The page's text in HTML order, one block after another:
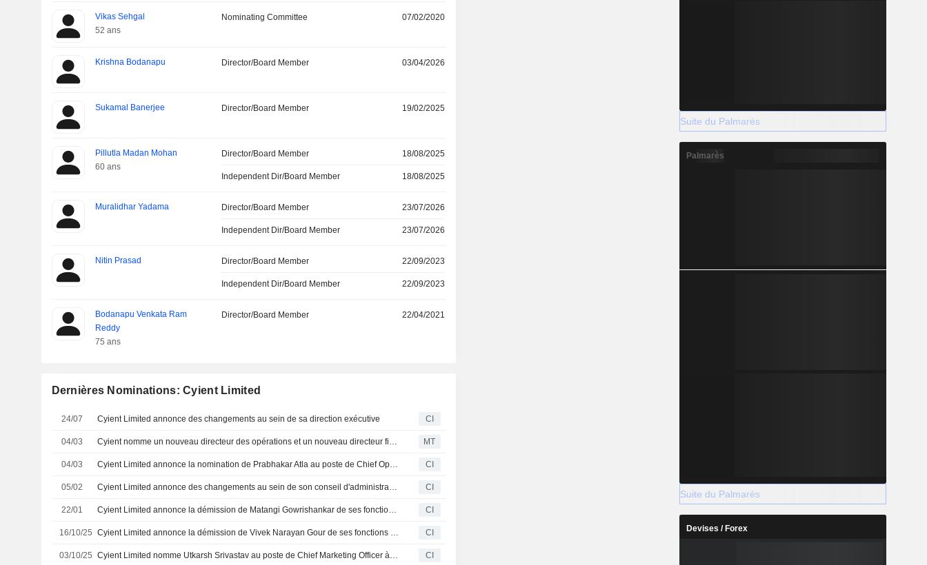
Vikas Sehgal
52 ans
Nominating Committee 07/02/2020
Krishna Bodanapu Director/Board Member 03/04/2026
Sukamal Banerjee Director/Board Member 19/02/2025
Pillutla Madan Mohan
60 ans
Director/Board Member 18/08/2025
Independent Dir/Board Member 18/08/2025
Muralidhar Yadama Director/Board Member 23/07/2026
Independent Dir/Board Member 23/07/2026
Nitin Prasad Director/Board Member 22/09/2023
Independent Dir/Board Member 22/09/2023
Bodanapu Venkata Ram
Reddy
75 ans
Director/Board Member 22/04/2021
Dernières Nominations: Cyient Limited
24/07 Cyient Limited annonce des changements au sein de sa direction exécutive CI
04/03 Cyient nomme un nouveau directeur des opérations et un nouveau directeur financier MT
04/03 Cyient Limited annonce la nomination de Prabhakar Atla au poste de Chief Operating Officer, effective au 1er avril 2026 CI
05/02 Cyient Limited annonce des changements au sein de son conseil d'administration CI
22/01 Cyient Limited annonce la démission de Matangi Gowrishankar de ses fonctions d'administratrice indépendante, de présidente du comité Leadership, Nomination et Rémunération, ainsi que des conseils d'administration de Cyient Inc. et Cyient Europe Limited, à compter du 22 janvier 2026 CI
16/10/25 Cyient Limited annonce la démission de Vivek Narayan Gour de ses fonctions d'administrateur indépendant, président du comité d'audit et du comité de gestion des risques, à compter du 16 octobre 2025 CI
03/10/25 Cyient Limited nomme Utkarsh Srivastav au poste de Chief Marketing Officer à compter du 3 octobre 2025 CI
Suite du Palmarès
Palmarès
Suite du Palmarès
Devises / Forex